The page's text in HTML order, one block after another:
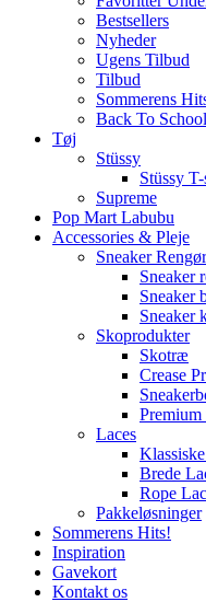
Bestsellers
Nyheder
Ugens Tilbud
Tilbud
Sommerens
Back To School
Tøj
Stüssy
Stüssy
Supreme
Pop Mart Labubu
Accessories & Pleje
Sneaker
Sneaker
Sneaker
Sneaker
Skoprodukter
Skotræ
Crease
Laces
Brede
Rope
Pakkeløsninger
Sommerens Hits!
Inspiration
Gavekort
Kontakt os